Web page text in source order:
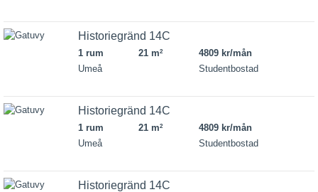
Historiegränd 14C
1 rum 21 m2
4809 kr/mån
Umeå
Studentbostad
Historiegränd 14C
1 rum 21 m2
4809 kr/mån
Umeå
Studentbostad
Historiegränd 14C